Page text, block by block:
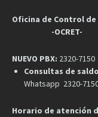
Oficina de Control de
-OCRET-
NUEVO PBX: 2320-7150
Consultas de
Whatsapp 2320-
Horario de atención